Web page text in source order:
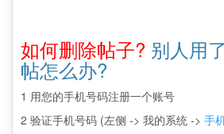
如何删除帖子? 别人用
帖怎么办?
1 用您的手机号码注册一个账号
2 验证手机号码 (左侧 -> 我的系统 -> 手